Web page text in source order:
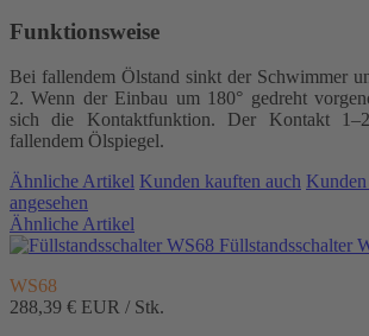
Funktionsweise
Bei fallendem Ölstand sinkt der Schwimmer
2. Wenn der Einbau um 180° gedreht
sich die Kontaktfunktion. Der Kontakt
fallendem Ölspiegel.
Ähnliche Artikel Kunden kauften auch
angesehen
Ähnliche Artikel
Füllstandsschalter
WS68
288,39 € EUR / Stk.